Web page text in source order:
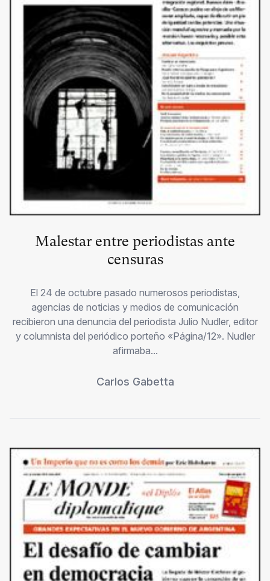
Malestar entre periodistas ante
censuras
El 24 de octubre pasado numerosos periodistas,
agencias de noticias y medios de comunicación
recibieron una denuncia del periodista Julio Nudler, editor
y columnista del periódico porteño «Página/12». Nudler
afirmaba...
Carlos Gabetta